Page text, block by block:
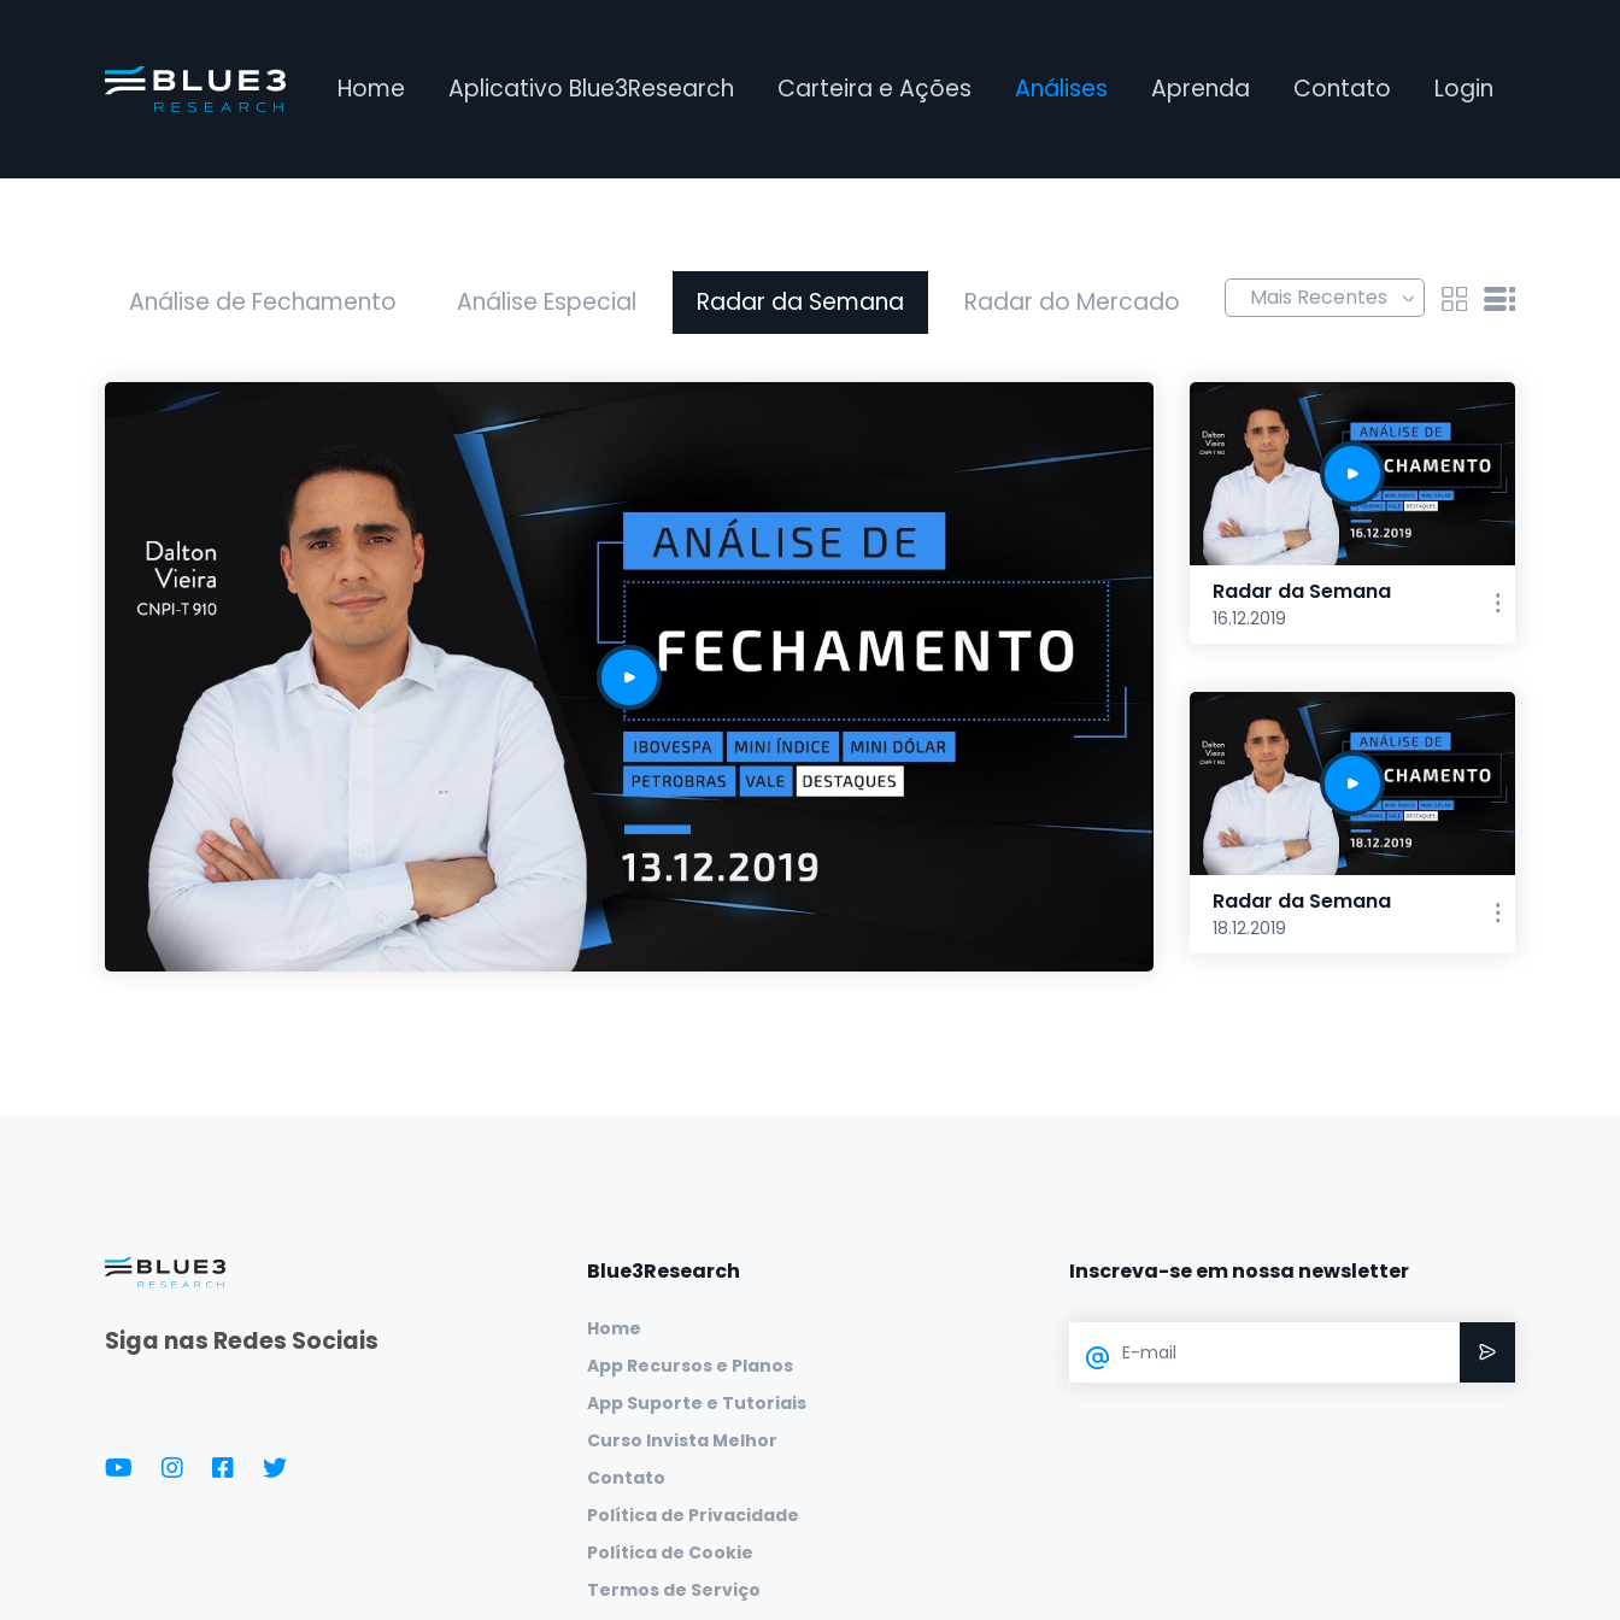
Home Aplicativo Blue3Research Carteira e Ações Análises Aprenda Contato Login
Análise de Fechamento Análise Especial Radar da Semana Radar do Mercado
Radar da Semana
16.12.2019
Radar da Semana
18.12.2019
Siga nas Redes Sociais
Blue3Research
Home
App Recursos e Planos
App Suporte e Tutoriais
Curso Invista Melhor
Contato
Política de Privacidade
Política de Cookie
Termos de Serviço
Inscreva-se em nossa newsletter